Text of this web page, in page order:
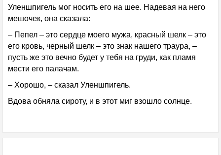
Уленшпигель мог носить его на шее. Надевая на него
мешочек, она сказала:
– Пепел – это сердце моего мужа, красный шелк – это
его кровь, черный шелк – это знак нашего траура, –
пусть же это вечно будет у тебя на груди, как пламя
мести его палачам.
– Хорошо, – сказал Уленшпигель.
Вдова обняла сироту, и в этот миг взошло солнце.